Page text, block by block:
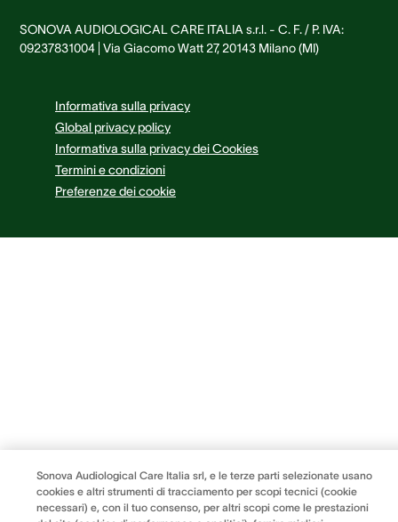
SONOVA AUDIOLOGICAL CARE ITALIA s.r.l. - C. F. / P. IVA:
09237831004 | Via Giacomo Watt 27, 20143 Milano (MI)
Informativa sulla privacy
Global privacy policy
Informativa sulla privacy dei Cookies
Termini e condizioni
Preferenze dei cookie
Sonova Audiological Care Italia srl, e le terze parti selezionate usano
cookies e altri strumenti di tracciamento per scopi tecnici (cookie
necessari) e, con il tuo consenso, per altri scopi come le prestazioni